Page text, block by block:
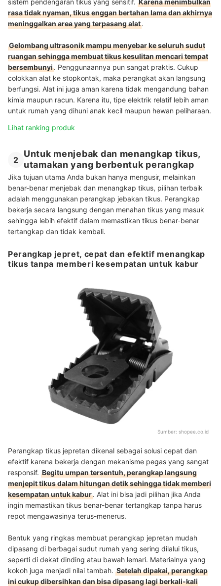
rasa tidak nyaman, tikus enggan bertahan lama dan akhirnya
meninggalkan area yang terpasang alat.
Gelombang ultrasonik mampu menyebar ke seluruh sudut
ruangan sehingga membuat tikus kesulitan mencari tempat
bersembunyi. Penggunaannya pun sangat praktis. Cukup
colokkan alat ke stopkontak, maka perangkat akan langsung
berfungsi. Alat ini juga aman karena tidak mengandung bahan
kimia maupun racun. Karena itu, tipe elektrik relatif lebih aman
untuk rumah yang dihuni anak kecil maupun hewan peliharaan.
Lihat ranking produk
2
Untuk menjebak dan menangkap tikus,
utamakan yang berbentuk perangkap
Jika tujuan utama Anda bukan hanya mengusir, melainkan
benar-benar menjebak dan menangkap tikus, pilihan terbaik
adalah menggunakan perangkap jebakan tikus. Perangkap
bekerja secara langsung dengan menahan tikus yang masuk
sehingga lebih efektif dalam memastikan tikus benar-benar
tertangkap dan tidak kembali.
Perangkap jepret, cepat dan efektif menangkap
tikus tanpa memberi kesempatan untuk kabur
Sumber: shopee.co.id
Perangkap tikus jepretan dikenal sebagai solusi cepat dan
efektif karena bekerja dengan mekanisme pegas yang sangat
responsif. Begitu umpan tersentuh, perangkap langsung
menjepit tikus dalam hitungan detik sehingga tidak memberi
kesempatan untuk kabur. Alat ini bisa jadi pilihan jika Anda
ingin memastikan tikus benar-benar tertangkap tanpa harus
repot mengawasinya terus-menerus.
Bentuk yang ringkas membuat perangkap jepretan mudah
dipasang di berbagai sudut rumah yang sering dilalui tikus,
seperti di dekat dinding atau bawah lemari. Materialnya yang
kokoh juga menjadi nilai tambah. Setelah dipakai, perangkap
ini cukup dibersihkan dan bisa dipasang lagi berkali-kali